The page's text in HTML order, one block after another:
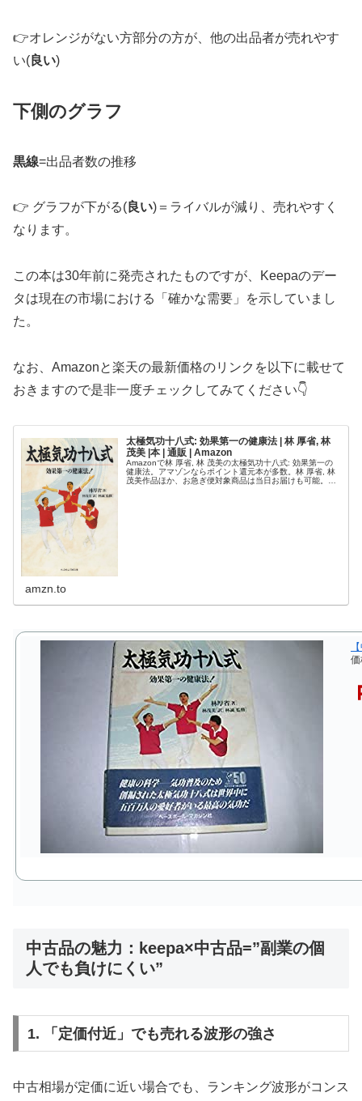
👉オレンジがない方部分の方が、他の出品者が売れやす
い( 良い)
下側のグラフ
黒線=出品者数の推移
👉 グラフが下がる( 良い)＝ライバルが減り、売れやすく
なります。
この本は30年前に発売されたものですが、Keepaのデー
タは現在の市場における「確かな需要」を示していまし
た。
なお、Amazonと楽天の最新価格のリンクを以下に載せて
おきますので是非一度チェックしてみてください👇
太極気功十八式: 効果第一の健康法 | 林 厚省, 林
茂美 |本 | 通販 | Amazon
Amazonで林 厚省, 林 茂美の太極気功十八式: 効果第一の
健康法。アマゾンならポイント還元本が多数。林 厚省, 林
茂美作品ほか、お急ぎ便対象商品は当日お届けも可能。ま
amzn.to
中古品の魅力：keepa×中古品=”副業の個
人でも負けにくい”
1. 「定価付近」でも売れる波形の強さ
中古相場が定価に近い場合でも、ランキング波形がコンス